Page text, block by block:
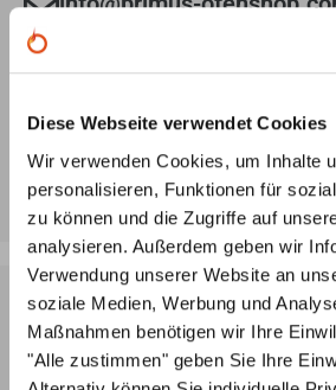
Diese Webseite verwendet Cookies
Wir verwenden Cookies, um Inhalte
personalisieren, Funktionen für
zu können und die Zugriffe auf
analysieren. Außerdem geben wir
Verwendung unserer Website an
soziale Medien, Werbung und
Maßnahmen benötigen wir Ihre
"Alle zustimmen" geben Sie Ihre
0221 292 010 90
Mo-Fr: 8:00 Uhr - 18.00 Uhr
Ofenplanung per
Lassen Sie sich von unseren